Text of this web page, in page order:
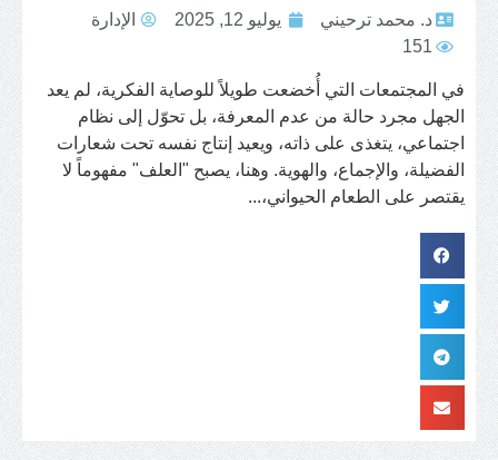
د. محمد ترحيني يوليو 12, 2025
الإدارة
151
في المجتمعات التي أُخضعت طويلاً للوصاية الفكرية، لم يعد
الجهل مجرد حالة من عدم المعرفة، بل تحوّل إلى نظام
اجتماعي، يتغذى على ذاته، ويعيد إنتاج نفسه تحت شعارات
الفضيلة، والإجماع، والهوية. وهنا، يصبح "العلف" مفهوماً لا
يقتصر على الطعام الحيواني،...